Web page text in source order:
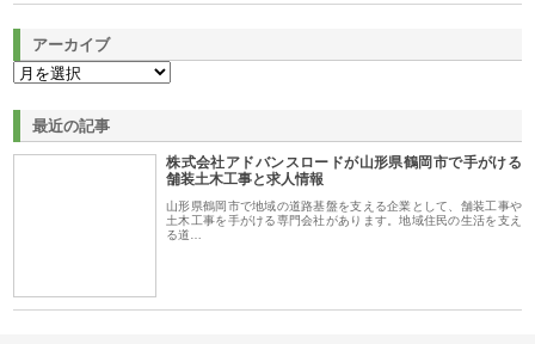
アーカイブ
最近の記事
株式会社アドバンスロードが山形県鶴岡市で手がける
舗装土木工事と求人情報
山形県鶴岡市で地域の道路基盤を支える企業として、舗装工事や
土木工事を手がける専門会社があります。地域住民の生活を支え
る道…